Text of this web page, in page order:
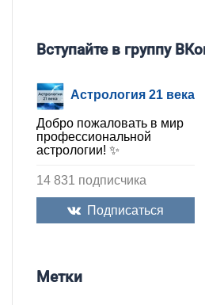
Вступайте в группу
Астрология 21 века
Добро пожаловать в мир
профессиональной
астрологии! ✨
14 831 подписчика
Подписаться
Метки